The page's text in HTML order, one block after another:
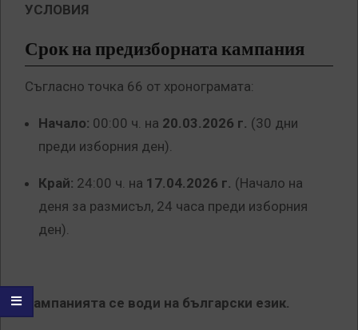
УСЛОВИЯ
Срок на предизборната кампания
Съгласно точка 66 от хронограмата:
Начало: 00:00 ч. на 20.03.2026 г. (30 дни
преди изборния ден).
Край: 24:00 ч. на 17.04.2026 г. (Начало на
деня за размисъл, 24 часа преди изборния
ден).
Кампанията се води на български език.